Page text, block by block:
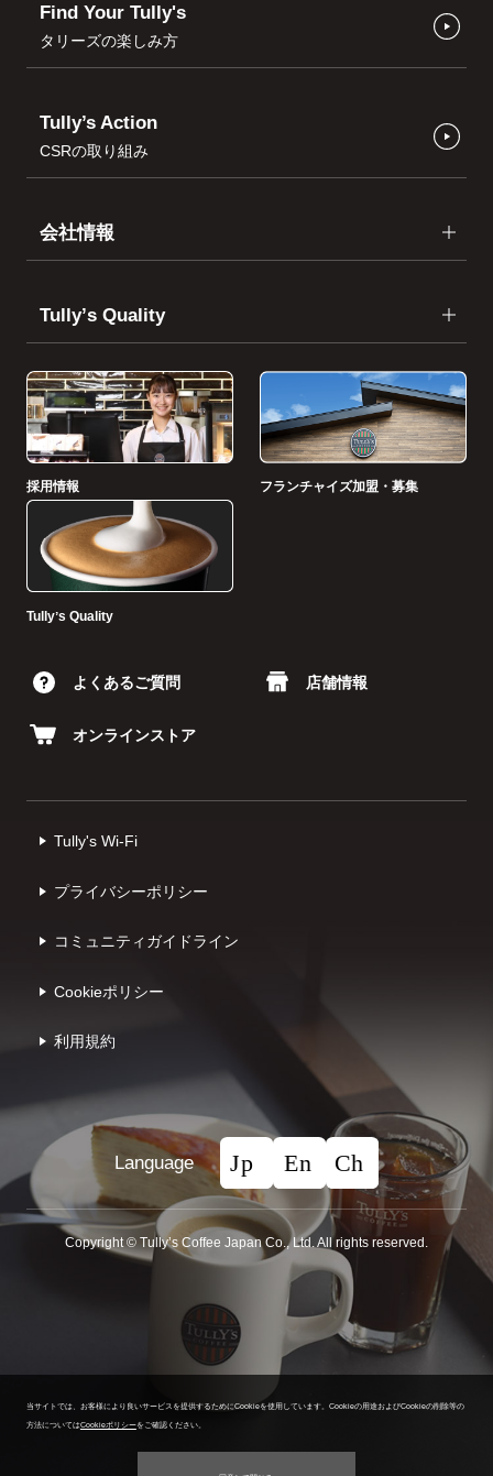
Find Your Tully's
タリーズの楽しみ方
Tully’s Action
CSRの取り組み
会社情報
Tullyʼs Quality
採用情報 フランチャイズ加盟・募集
Tullyʼs Quality
よくあるご質問 店舗情報
オンラインストア
Tully's Wi-Fi
プライバシーポリシー
コミュニティガイドライン
Cookieポリシー
利⽤規約
Language
Copyright © Tullyʼs Coffee Japan Co., Ltd. All rights reserved.
当サイトでは、お客様により良いサービスを提供するためにCookieを使用しています。 Cookieの用途およびCookieの削除等の
方法についてはCookieポリシーをご確認ください。